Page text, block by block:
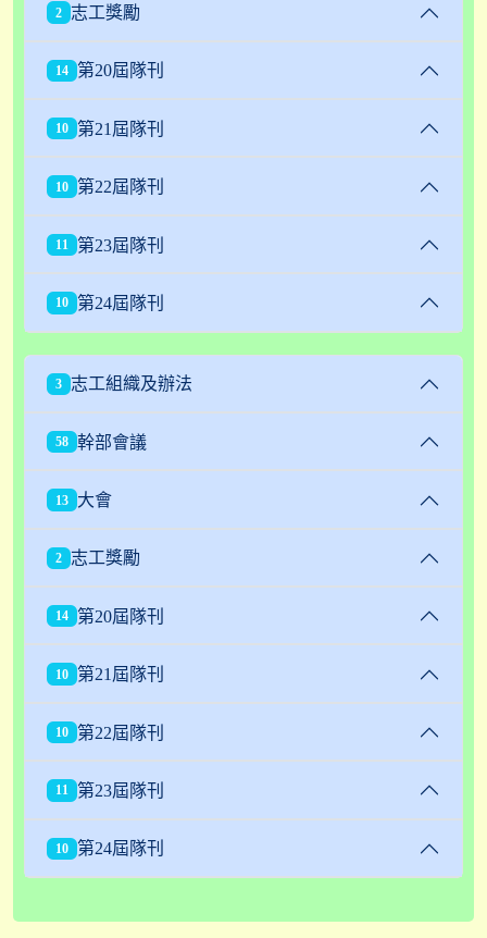
2 志工獎勵
14 第20屆隊刊
10 第21屆隊刊
10 第22屆隊刊
11 第23屆隊刊
10 第24屆隊刊
3 志工組織及辦法
58 幹部會議
13 大會
2 志工獎勵
14 第20屆隊刊
10 第21屆隊刊
10 第22屆隊刊
11 第23屆隊刊
10 第24屆隊刊